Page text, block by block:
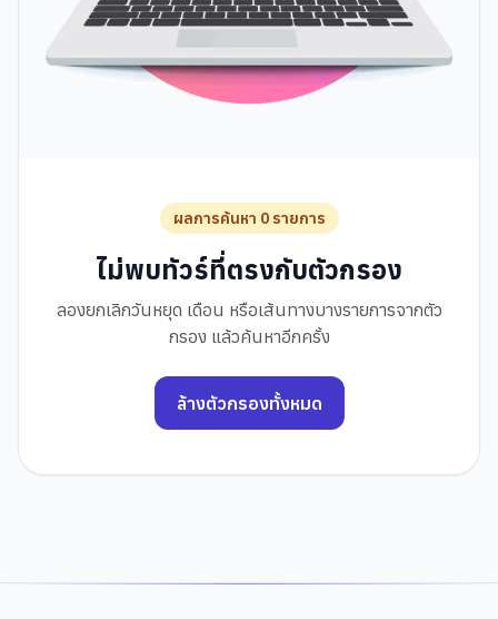
ผลการค้นหา 0 รายการ
ไม่พบทัวร์ที่ตรงกับตัวกรอง
ลองยกเลิกวันหยุด เดือน หรือเส้นทางบางรายการจากตัว
กรอง แล้วค้นหาอีกครั้ง
ล้างตัวกรองทั้งหมด